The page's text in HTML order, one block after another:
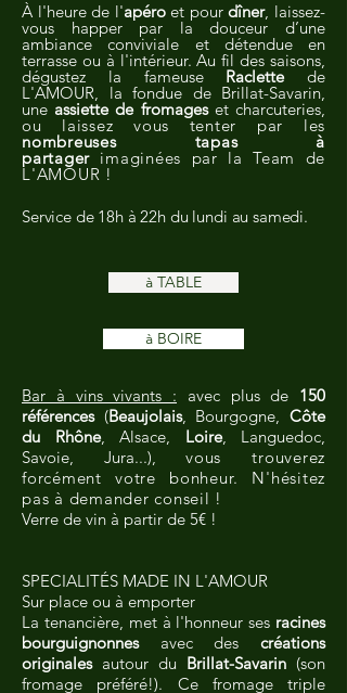
À l'heure de l'apéroet pourdîner, laissez-
vous happer par la douceur d’une
ambiance conviviale et détendue en
terrasse ou à l'intérieur. Au fil des saisons,
dégustez la fameuse Raclettede
L'AMOUR, la fondue de Brillat-Savarin,
une assiette de fromageset charcuteries,
ou laissez vous tenter par les
nombreuses tapas à
partager imaginées par la Team de
L'AMOUR !
Service de 18h à 22h du lundi au samedi.
à TABLE
à BOIRE
Bar à vins vivants : avec plus de 150
références(Beaujolais, Bourgogne,Côte
du Rhône, Alsace, Loire, Languedoc,
Savoie, Jura...), vous trouverez
forcément votre bonheur. N'hésitez
pas à demander conseil !
Verre de vin à partir de 5€ !
SPECIALITÉS MADE IN L'AMOUR
Sur place ou à emporter
La tenancière, met à l'honneur ses racines
bourguignonnes avec descréations
originalesautour du Brillat-Savarin (son
fromage préféré!). Ce fromage triple